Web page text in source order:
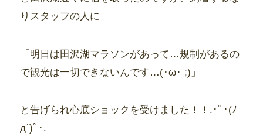
りスタッフの人に
「明日は田沢湖マラソンがあって…規制があるの
で観光は一切できないんです…(･ω･ ;)」
と告げられ心底ショックを受けました！！.･ﾟ･(ﾉ
д`)ﾟ･.